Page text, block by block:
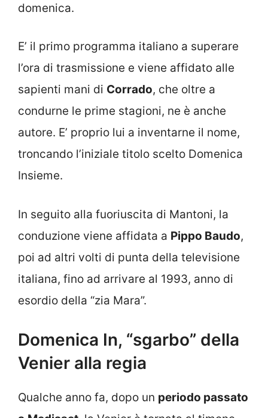
domenica.
E’ il primo programma italiano a superare
l’ora di trasmissione e viene affidato alle
sapienti mani di Corrado, che oltre a
condurne le prime stagioni, ne è anche
autore. E’ proprio lui a inventarne il nome,
troncando l’iniziale titolo scelto Domenica
Insieme.
In seguito alla fuoriuscita di Mantoni, la
conduzione viene affidata a Pippo Baudo,
poi ad altri volti di punta della televisione
italiana, fino ad arrivare al 1993, anno di
esordio della “zia Mara”.
Domenica In, “sgarbo” della
Venier alla regia
Qualche anno fa, dopo un periodo passato